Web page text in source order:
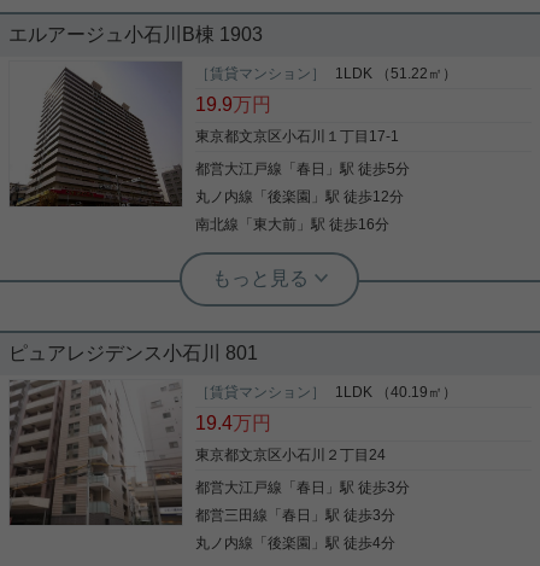
上旬退去
方！！！ こちらの物件はいかがでしょうか。 ほしい
設備がそろっていて、買い物しやすいエリア、自炊
する方、外食が多い方も 住みやすい環境です！！！
９月上旬退去予定！ お気軽にお問い合わせください
写真(9)
詳細を見る
エルアージュ小石川B棟 1903
［賃貸マンション］ 1LDK （51.22㎡）
19.9万円
東京都文京区小石川１丁目17-1
都営大江戸線 「春日 」駅 徒歩5分
丸ノ内線 「後楽園 」駅 徒歩12分
南北線 「 東大前 」駅 徒歩16分
実用春日ホーム 茗荷谷店 堀田枝里
高層階の1LDK☆洋室6.7帖！
春日駅徒歩5分の1LDKのお部屋をご紹介です☆ 駅ま
で平坦な道のり、 物件1階にはスーパーがあり、便
利な環境です！ 19階のため、眺望も抜けて見えま
も6帖以上あり、ゆったりした間取りです！ お気軽
にお問い合わせくださいませ！ ★お電話でのご相談
もお気軽にどうぞ★ 実用春日ホーム株式会社 茗荷
谷店 TEL：03-6902-5021
ピュアレジデンス小石川 801
［賃貸マンション］ 1LDK （40.19㎡）
19.4万円
東京都文京区小石川２丁目24
都営大江戸線 「春日 」駅 徒歩3分
都営三田線 「春日 」駅 徒歩3分
丸ノ内線 「後楽園 」駅 徒歩4分